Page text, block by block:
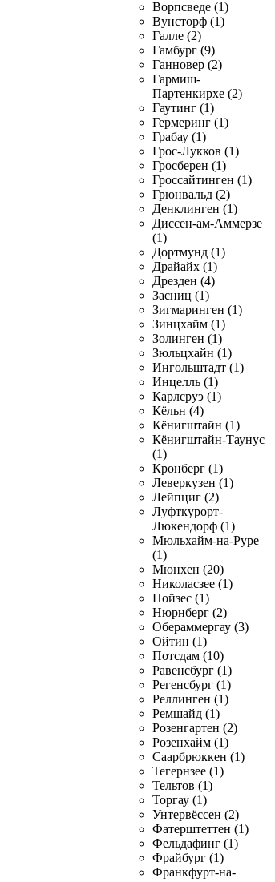
Ворпсведе (1)
Вунсторф (1)
Галле (2)
Гамбург (9)
Ганновер (2)
Гармиш-
Партенкирхе (2)
Гаутинг (1)
Гермеринг (1)
Грабау (1)
Грос-Лукков (1)
Гросберен (1)
Гроссайтинген (1)
Грюнвальд (2)
Денклинген (1)
Диссен-ам-Аммерзе
(1)
Дортмунд (1)
Драйайх (1)
Дрезден (4)
Засниц (1)
Зигмаринген (1)
Зинцхайм (1)
Золинген (1)
Зюльцхайн (1)
Ингольштадт (1)
Инцелль (1)
Карлсруэ (1)
Кёльн (4)
Кёнигштайн (1)
Кёнигштайн-Таунус
(1)
Кронберг (1)
Леверкузен (1)
Лейпциг (2)
Луфткурорт-
Люкендорф (1)
Мюльхайм-на-Руре
(1)
Мюнхен (20)
Николасзее (1)
Нойзес (1)
Нюрнберг (2)
Обераммергау (3)
Ойтин (1)
Потсдам (10)
Равенсбург (1)
Регенсбург (1)
Реллинген (1)
Ремшайд (1)
Розенгартен (2)
Розенхайм (1)
Саарбрюккен (1)
Тегернзее (1)
Тельтов (1)
Торгау (1)
Унтервёссен (2)
Фатерштеттен (1)
Фельдафинг (1)
Фрайбург (1)
Франкфурт-на-